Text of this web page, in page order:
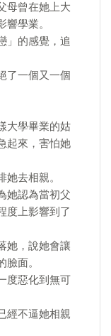
母曾在她上大
學業。
」的感覺，追
了一個又一個
大學畢業的姑
起來，害怕她
去相親。
她認為當初父
度上影響到了
她，說她會讓
面。
度惡化到無可
經不逼她相親